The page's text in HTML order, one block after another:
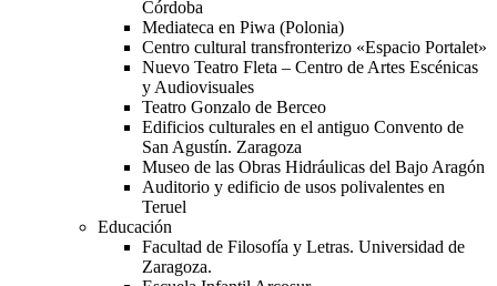
Córdoba
Mediateca en Piwa (Polonia)
Centro cultural transfronterizo «Espacio Portalet»
Nuevo Teatro Fleta – Centro de Artes Escénicas
y Audiovisuales
Teatro Gonzalo de Berceo
Edificios culturales en el antiguo Convento de
San Agustín. Zaragoza
Museo de las Obras Hidráulicas del Bajo Aragón
Auditorio y edificio de usos polivalentes en
Teruel
Educación
Facultad de Filosofía y Letras. Universidad de
Zaragoza.